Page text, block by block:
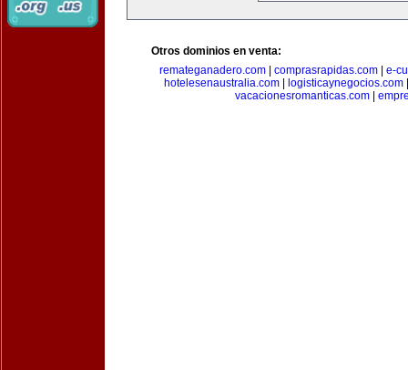
Otros dominios en venta:
remateganadero.com
comprasrapidas.com
e-
hotelesenaustralia.com| logisticaynegocios.com
vacacionesromanticas.com|